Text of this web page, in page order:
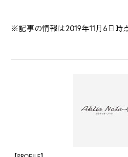
※記事の情報は2019年11月6日時